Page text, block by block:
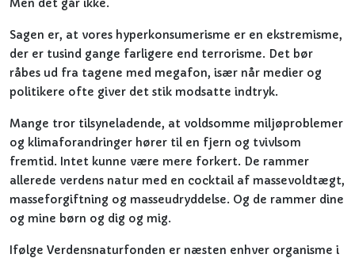
Men det går ikke.
Sagen er, at vores hyperkonsumerisme er en ekstremisme,
der er tusind gange farligere end terrorisme. Det bør
råbes ud fra tagene med megafon, især når medier og
politikere ofte giver det stik modsatte indtryk.
Mange tror tilsyneladende, at voldsomme miljøproblemer
og klimaforandringer hører til en fjern og tvivlsom
fremtid. Intet kunne være mere forkert. De rammer
allerede verdens natur med en cocktail af massevoldtægt,
masseforgiftning og masseudryddelse. Og de rammer dine
og mine børn og dig og mig.
Ifølge Verdensnaturfonden er næsten enhver organisme i